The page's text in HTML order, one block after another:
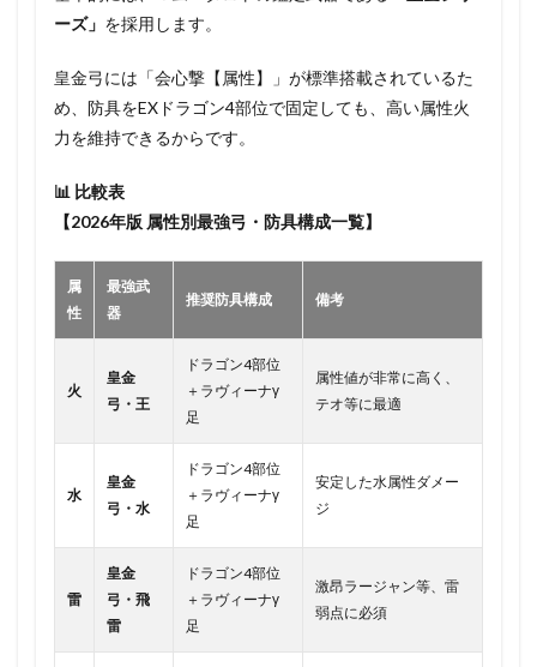
ーズ」 を採用します。
皇金弓には「会心撃【属性】」が標準搭載されているた
め、防具をEXドラゴン4部位で固定しても、高い属性火
力を維持できるからです。
📊 比較表
【2026年版 属性別最強弓・防具構成一覧】
属
性
最強武
器
推奨防具構成 備考
火
皇金
弓・王
ドラゴン4部位
＋ラヴィーナγ
足
属性値が非常に高く、
テオ等に最適
水
皇金
弓・水
ドラゴン4部位
＋ラヴィーナγ
足
安定した水属性ダメー
ジ
雷
皇金
弓・飛
雷
ドラゴン4部位
＋ラヴィーナγ
足
激昂ラージャン等、雷
弱点に必須